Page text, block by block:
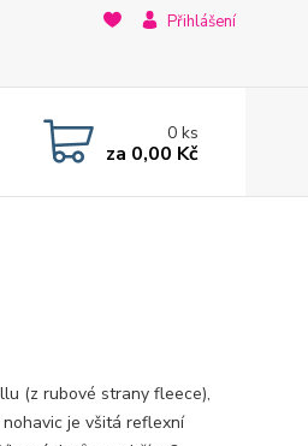
Přihlášení
0ks
za 0,00 Kč
(z rubové strany fleece),
je všitá reflexní